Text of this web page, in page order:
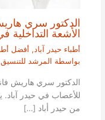
الدكتور سري هاريش
الأشعة التداخلية
أطباء حيدر آباد, أفضل
بواسطة المرشد
الدكتور سري هاريش
للأعصاب في حيدر آباد.
من حيدر أباد […]